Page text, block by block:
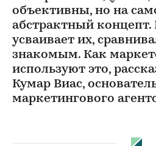
объективны, но на
абстрактный
усваивает их,
знакомым. Как
используют это,
Кумар Виас,
маркетингового